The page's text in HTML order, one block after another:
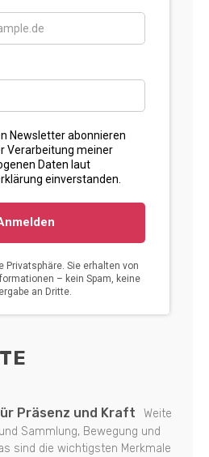
Präsenz und Kraft
Weite
Sammlung, Bewegung und
sind die wichtigsten Merkmale